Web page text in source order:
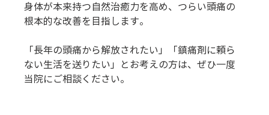
身体が本来持つ自然治癒力を高め、つらい頭痛の
根本的な改善を目指します。
「長年の頭痛から解放されたい」「鎮痛剤に頼ら
ない生活を送りたい」とお考えの方は、ぜひ一度
当院にご相談ください。